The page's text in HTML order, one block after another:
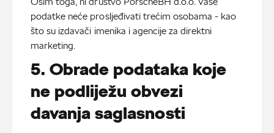
podatke neće prosljeđivati trećim osobama - kao
što su izdavači imenika i agencije za direktni
marketing.
5. Obrade podataka koje
ne podliježu obvezi
davanja saglasnosti